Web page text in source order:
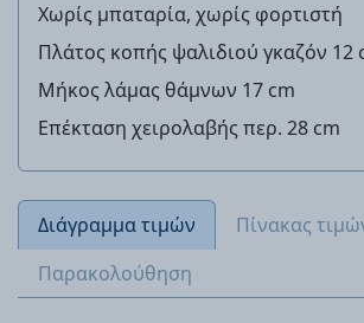
Χωρίς μπαταρία, χωρίς φορτιστή
Πλάτος κοπής ψαλιδιού γκαζόν 12
Μήκος λάμας θάμνων 17 cm
Επέκταση χειρολαβής περ. 28 cm
Διάγραμμα τιμών
Πίνακας
Παρακολούθηση